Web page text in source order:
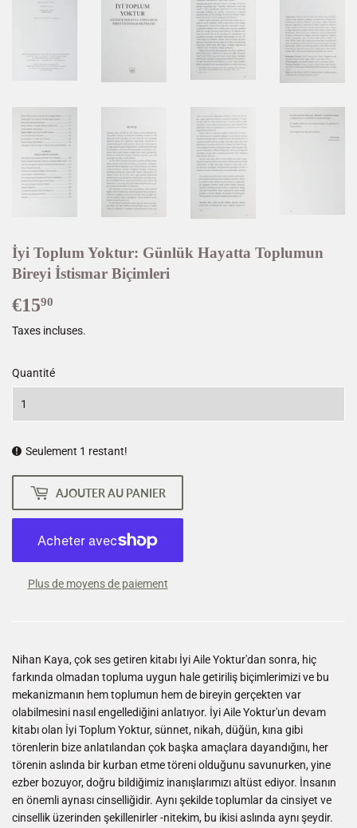
İyi Toplum Yoktur: Günlük Hayatta Toplumun
Bireyi İstismar Biçimleri
€1590
Taxes incluses.
Quantité
Seulement 1 restant!
AJOUTER AU PANIER
Plus de moyens de paiement
Nihan Kaya, çok ses getiren kitabı İyi Aile Yoktur'dan sonra, hiç
farkında olmadan topluma uygun hale getiriliş biçimlerimizi ve bu
mekanizmanın hem toplumun hem de bireyin gerçekten var
olabilmesini nasıl engellediğini anlatıyor. İyi Aile Yoktur'un devam
kitabı olan İyi Toplum Yoktur, sünnet, nikah, düğün, kına gibi
törenlerin bize anlatılandan çok başka amaçlara dayandığını, her
törenin aslında bir kurban etme töreni olduğunu savunurken, yine
ezber bozuyor, doğru bildiğimiz inanışlarımızı altüst ediyor. İnsanın
en önemli aynası cinselliğidir. Aynı şekilde toplumlar da cinsiyet ve
cinsellik üzerinden şekillenirler -nitekim, bu ikisi aslında aynı şeydir.